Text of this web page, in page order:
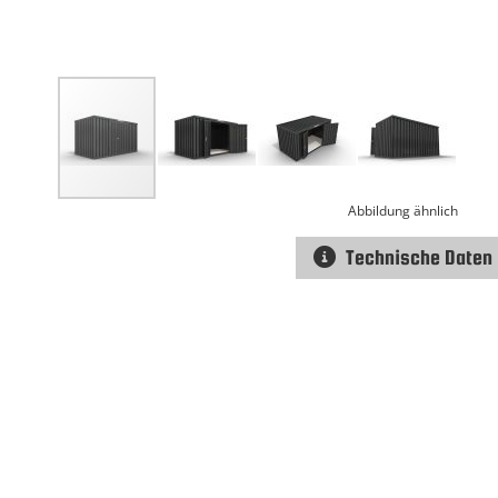
Abbildung ähnlich
Technische Daten